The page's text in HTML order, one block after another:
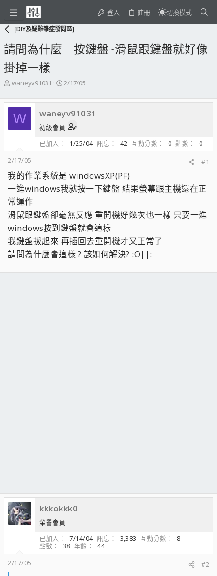
登入 註冊 切換模式
[DIY及疑難雜症發問區]
請問為什麼一按鍵盤~滑鼠跟鍵盤就好像
掛掉一樣
主
發
起
人
waneyv91031
開
日
期
2/17/05
W waneyv91031
初級會員
已加入
1/25/04 訊息 42 互動分數 0 點數
0
2/17/05
#1
我的作業系統是 windowsXP(PF)
一進windows我就按一下鍵盤 結果螢幕跟主機還在正
常運作
滑鼠跟鍵盤卻毫無反應 重開機好幾次也一樣 只要一進
windows按到鍵盤就會這樣
我鍵盤拔起來 再插回去重開機才又正常了
請問為什麼會這樣 ? 該如何解決? :O||:
kkkokkk0
榮譽會員
已加入
7/14/04 訊息 3,383 互動分數
8
點數
38 年齡
44
2/17/05
#2